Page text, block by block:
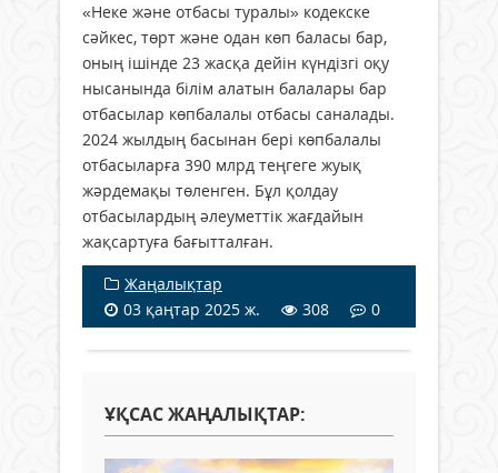
«Неке және отбасы туралы» кодекске
сәйкес, төрт және одан көп баласы бар,
оның ішінде 23 жасқа дейін күндізгі оқу
нысанында білім алатын балалары бар
отбасылар көпбалалы отбасы саналады.
2024 жылдың басынан бері көпбалалы
отбасыларға 390 млрд теңгеге жуық
жәрдемақы төленген. Бұл қолдау
отбасылардың әлеуметтік жағдайын
жақсартуға бағытталған.
Жаңалықтар
03 қаңтар 2025 ж.
308 0
ҰҚСАС ЖАҢАЛЫҚТАР: